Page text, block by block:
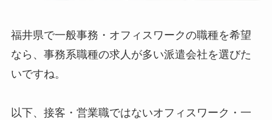
福井県で一般事務・オフィスワークの職種を希望
なら、事務系職種の求人が多い派遣会社を選びた
いですね。
以下、接客・営業職ではないオフィスワーク・一